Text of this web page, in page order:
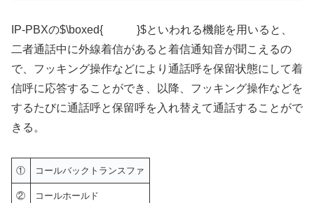
IP-PBXの$\boxed{ }$といわれる機能を用いると、
二者通話中に外線着信があると着信通知音が聞こえるの
で、フッキング操作などにより通話呼を保留状態にして着
信呼に応答することができ、以降、フッキング操作などを
するたびに通話呼と保留呼を入れ替えて通話することがで
きる。
① コールバックトランスファ
② コールホールド